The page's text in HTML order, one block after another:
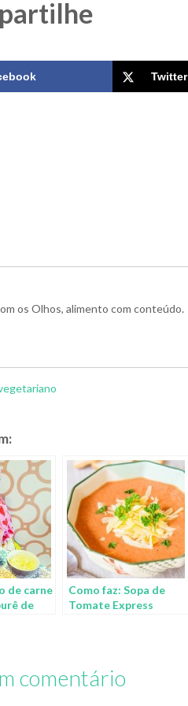
Twitter
os Olhos, alimento com conteúdo.
de carne
de
Como faz: Sopa de
Tomate Express
comentário